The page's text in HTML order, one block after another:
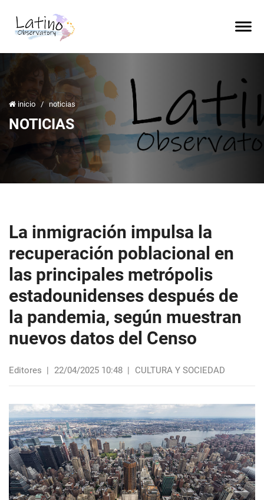
inicio / noticias
NOTICIAS
La inmigración impulsa la
recuperación poblacional en
las principales metrópolis
estadounidenses después de
la pandemia, según muestran
nuevos datos del Censo
Editores | 22/04/2025 10:48 | CULTURA Y SOCIEDAD